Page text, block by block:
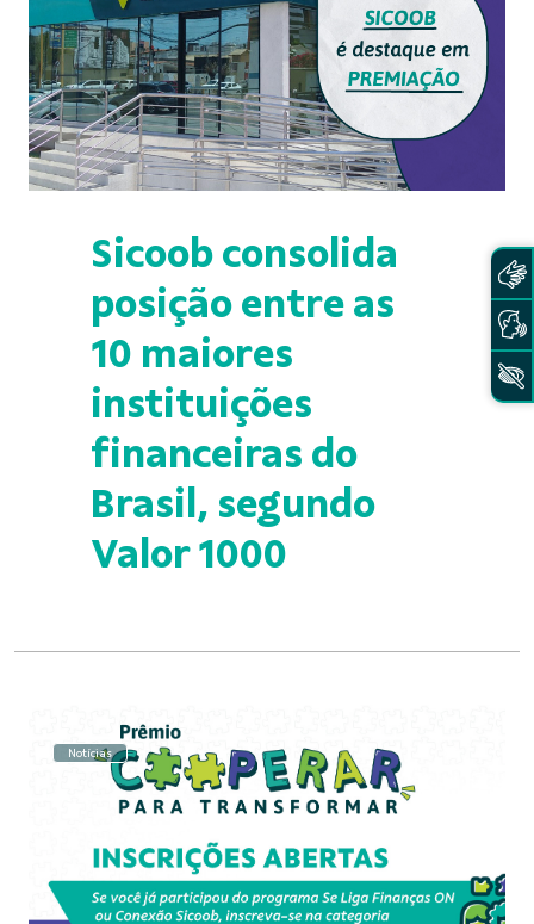
Sicoob consolida
posição entre as
10 maiores
instituições
financeiras do
Brasil, segundo
Valor 1000
Notícias